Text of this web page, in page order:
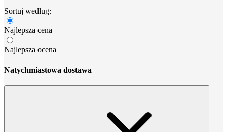
Sortuj według:
Najlepsza cena
Najlepsza ocena
Natychmiastowa dostawa